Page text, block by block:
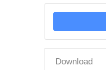
Download